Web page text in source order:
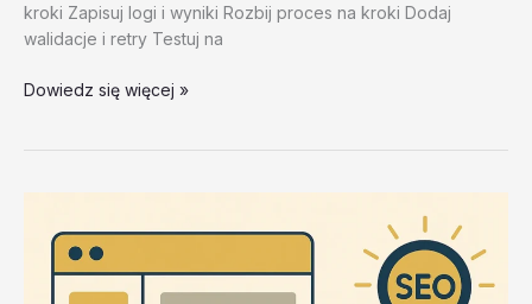
kroki Zapisuj logi i wyniki Rozbij proces na kroki Dodaj
walidacje i retry Testuj na
Automatyzacja
–
20260202
Dowiedz się więcej »